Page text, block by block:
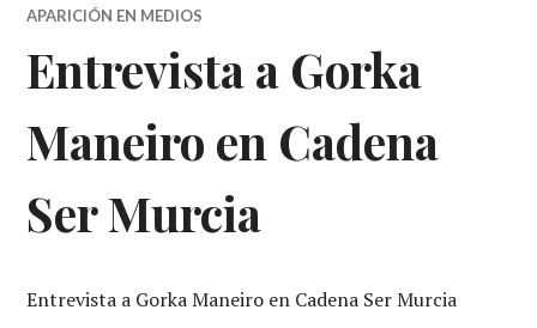
APARICIÓN EN MEDIOS
Entrevista a Gorka
Maneiro en Cadena
Ser Murcia
Entrevista a Gorka Maneiro en Cadena Ser Murcia